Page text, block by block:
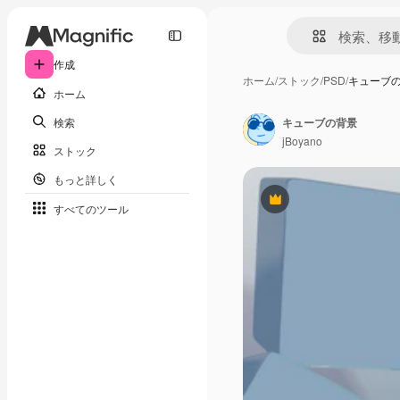
作成
ホーム
検索
ストック
もっと詳しく
すべてのツール
ホーム/ストック/PSD/キューブ
Premium
キューブの背景
jBoyano